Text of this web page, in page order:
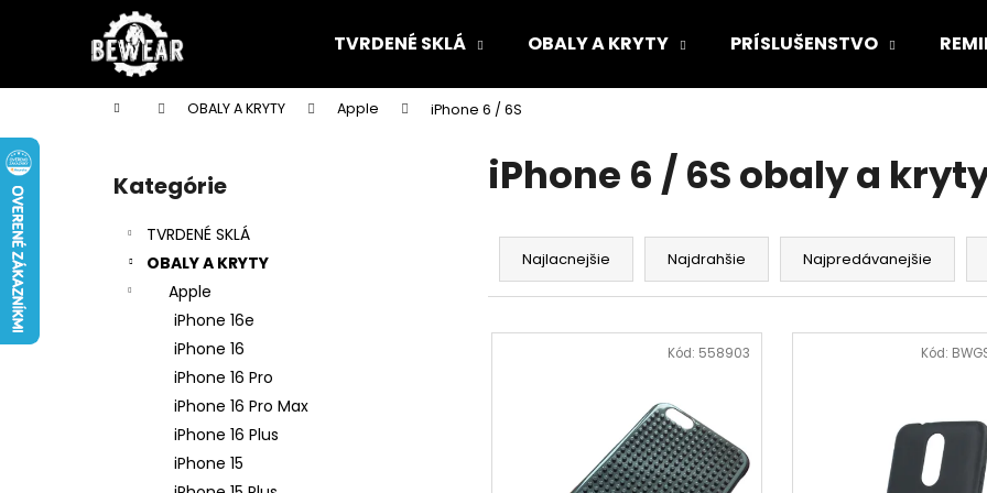
TVRDENÉ SKLÁ OBALY A KRYTY PRÍSLUŠENSTVO
Domov OBALY A KRYTY Apple iPhone 6 / 6S
Preskočiť
kategórie
Kategórie
TVRDENÉ SKLÁ
OBALY A KRYTY
Apple
iPhone 16e
iPhone 16
iPhone 16 Pro
iPhone 16 Pro Max
iPhone 16 Plus
iPhone 15
iPhone 6 / 6S obaly a
R
d
Najlacnejšie Najdrahšie Najpredávanejšie
V
Kód: 558903 Kód:
í
Späť
do
Späť
do
Čo potrebujete nájsť?
HĽADAŤ
Odporúčame